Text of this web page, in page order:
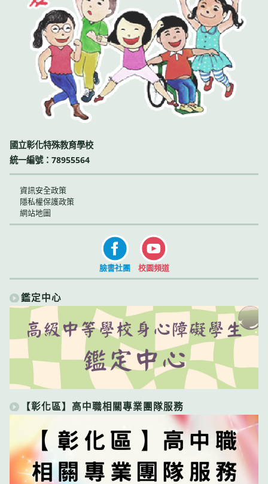
國立彰化特殊教育學校
統一編號：78955564
資訊安全政策
隱私權保護政策
網站地圖
臉書社團 校園頻道
鑑定中心
【彰化區】高中職相關專業團隊服務